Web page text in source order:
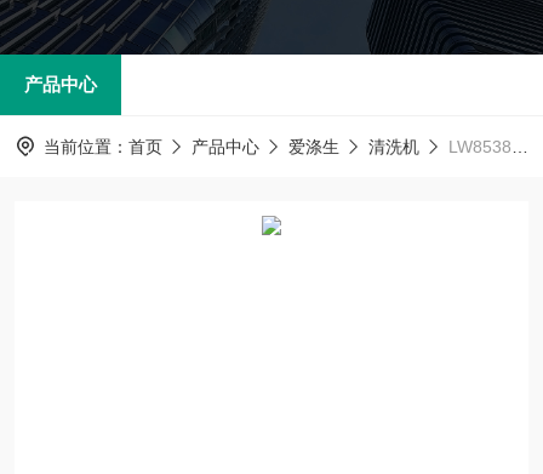
产品中心
当前位置： 首页 产品中心 爱涤生 清洗机 LW8538AD-Plus全自动洗瓶机